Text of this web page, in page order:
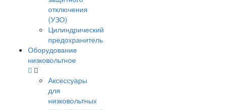
отключения
(УЗО)
Цилиндрический
предохранитель
Оборудование
низковольтное
Аксессуары
для
низковольтных